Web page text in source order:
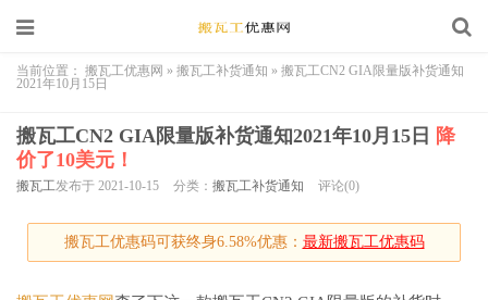
当前位置： 搬瓦工优惠网 » 搬瓦工补货通知 » 搬瓦工CN2 GIA限量版补货通知
2021年10月15日
搬瓦工CN2 GIA限量版补货通知2021年10月15日 降
价了10美元！
搬瓦工发布于 2021-10-15 分类： 搬瓦工补货通知 评论(0)
搬瓦工优惠码可获终身6.58%优惠： 最新搬瓦工优惠码